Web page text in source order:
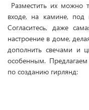
Разместить их
входе, на камине, под
Согласитесь, даже
настроение в доме,
дополнить свечами и
особенным.
по созданию гирлянд: